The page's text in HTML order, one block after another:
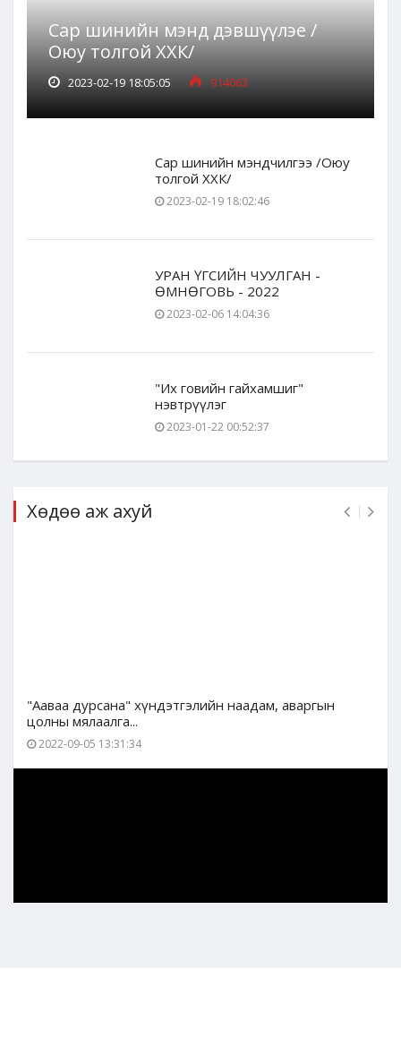
Сар шинийн мэнд дэвшүүлэе /
Оюу толгой ХХК/
2023-02-19 18:05:05 914063
Сар шинийн мэндчилгээ /Оюу
толгой ХХК/
2023-02-19 18:02:46
УРАН ҮГСИЙН ЧУУЛГАН -
ӨМНӨГОВЬ - 2022
2023-02-06 14:04:36
"Их говийн гайхамшиг"
нэвтрүүлэг
2023-01-22 00:52:37
Хөдөө аж ахуй
"Ааваа дурсана" хүндэтгэлийн наадам, аваргын
цолны мялаалга...
2022-09-05 13:31:34